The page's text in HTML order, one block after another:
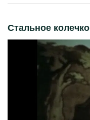
Стальное колечко